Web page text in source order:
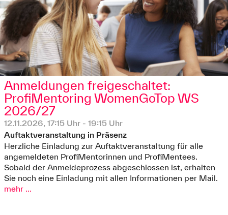
Anmeldungen freigeschaltet:
ProfiMentoring WomenGoTop WS
2026/27
12.11.2026, 17:15 Uhr - 19:15 Uhr
Auftaktveranstaltung in Präsenz
Herzliche Einladung zur Auftaktveranstaltung für alle
angemeldeten ProfiMentorinnen und ProfiMentees.
Sobald der Anmeldeprozess abgeschlossen ist, erhalten
Sie noch eine Einladung mit allen Informationen per Mail.
mehr ...